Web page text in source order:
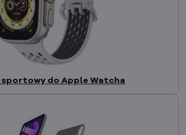
sportowy do Apple Watcha